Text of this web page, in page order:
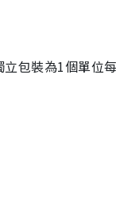
包裝為1個單位